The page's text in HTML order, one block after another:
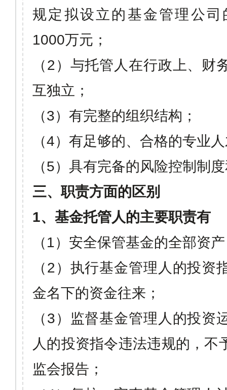
规定拟设立的基金管理公
1000万元；
（2）与托管人在行政上、财
互独立；
（3）有完整的组织结构；
（4）有足够的、合格的专业
（5）具有完备的风险控制制
三、职责方面的区别
1、基金托管人的主要职责有
（1）安全保管基金的全部资
（2）执行基金管理人的投资
金名下的资金往来；
（3）监督基金管理人的投资
人的投资指令违法违规的，不
监会报告；